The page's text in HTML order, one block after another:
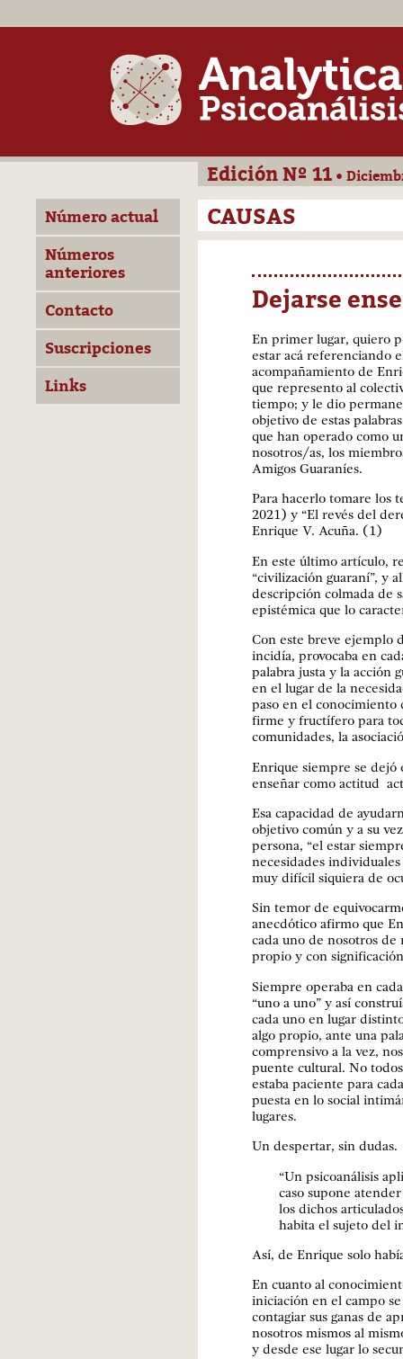
Número actual
Números
anteriores
Contacto
Suscripciones
Links
Edición Nº 11 •
CAUSAS
Dejarse
En primer lugar, quiero
estar acá referenciando
acompañamiento de
que represento al
tiempo; y le dio
objetivo de estas
que han operado como
nosotros/as, los
Amigos Guaraníes.
Para hacerlo tomare los
2021) y “El revés del
Enrique V. Acuña. (1)
En este último artículo,
“civilización guaraní”, y
descripción colmada de
epistémica que lo
Con este breve ejemplo
incidía, provocaba en
palabra justa y la acción
en el lugar de la
paso en el conocimiento
firme y fructífero para
comunidades, la
Enrique siempre se dejó
enseñar como actitud
Esa capacidad de
objetivo común y a su
persona, “el estar
necesidades individuales
muy difícil siquiera de
Sin temor de
anecdótico afirmo que
cada uno de nosotros
propio y con
Siempre operaba en
“uno a uno” y así
cada uno en lugar
algo propio, ante una
comprensivo a la vez,
puente cultural. No
estaba paciente para
puesta en lo social
lugares.
Un despertar, sin dudas.
“Un psicoanálisis
caso supone
los dichos
habita el sujeto del
Así, de Enrique solo
En cuanto al
iniciación en el campo
contagiar sus ganas de
nosotros mismos al
y desde ese lugar lo